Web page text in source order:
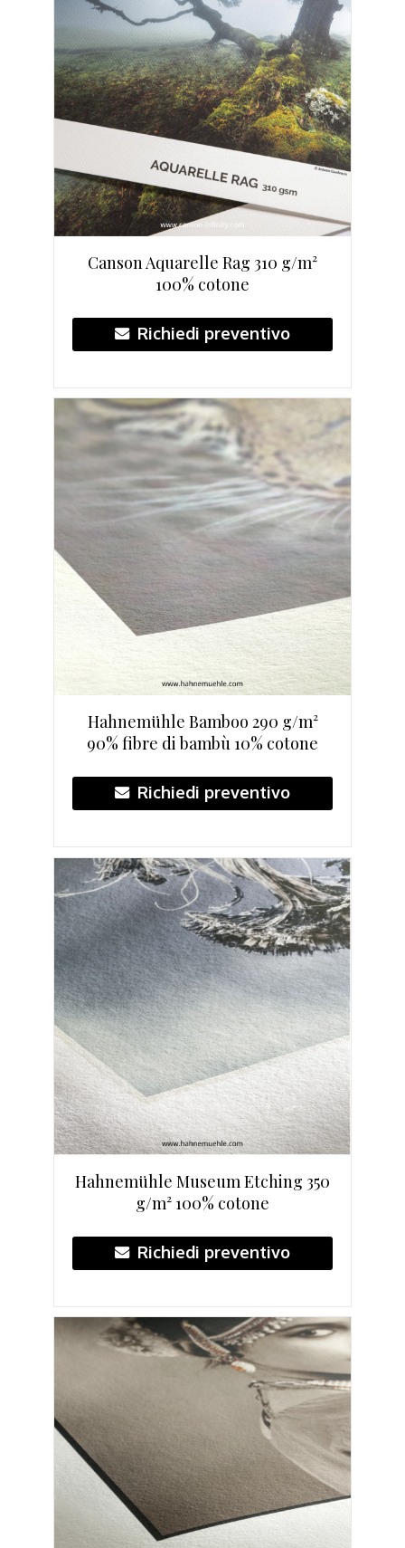
Canson Aquarelle Rag 310 g/m²
100% cotone
Richiedi preventivo
Hahnemühle Bamboo 290 g/m²
90% fibre di bambù 10% cotone
Richiedi preventivo
Hahnemühle Museum Etching 350
g/m² 100% cotone
Richiedi preventivo